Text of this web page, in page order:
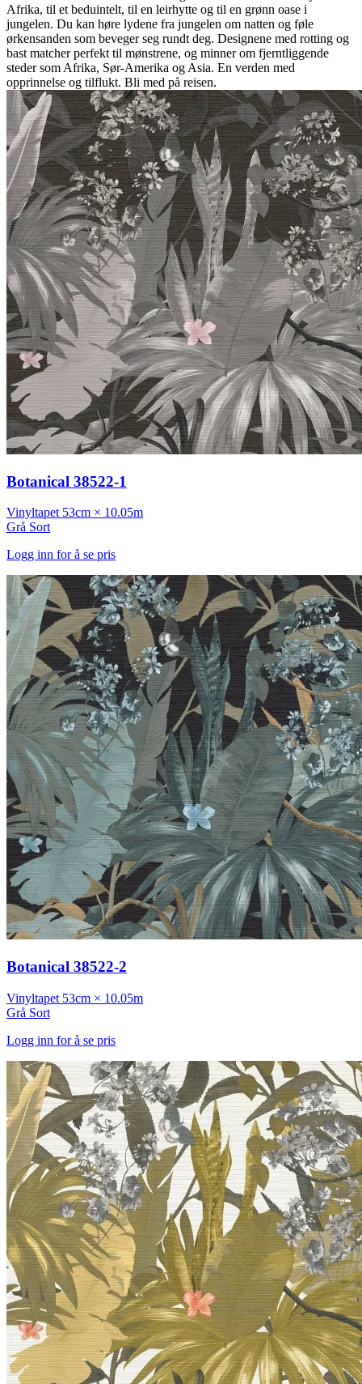
Afrika, til et beduintelt, til en leirhytte og til en grønn oase i
jungelen. Du kan høre lydene fra jungelen om natten og føle
ørkensanden som beveger seg rundt deg. Designene med rotting og
bast matcher perfekt til mønstrene, og minner om fjerntliggende
steder som Afrika, Sør-Amerika og Asia. En verden med
opprinnelse og tilflukt. Bli med på reisen.
Botanical 38522-1
Vinyltapet 53cm × 10.05m
Grå Sort
Logg inn for å se pris
Botanical 38522-2
Vinyltapet 53cm × 10.05m
Grå Sort
Logg inn for å se pris